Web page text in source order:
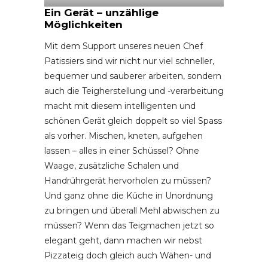
Ein Gerät – unzählige
Möglichkeiten
Mit dem Support unseres neuen Chef
Patissiers sind wir nicht nur viel schneller,
bequemer und sauberer arbeiten, sondern
auch die Teigherstellung und -verarbeitung
macht mit diesem intelligenten und
schönen Gerät gleich doppelt so viel Spass
als vorher. Mischen, kneten, aufgehen
lassen – alles in einer Schüssel? Ohne
Waage, zusätzliche Schalen und
Handrührgerät hervorholen zu müssen?
Und ganz ohne die Küche in Unordnung
zu bringen und überall Mehl abwischen zu
müssen? Wenn das Teigmachen jetzt so
elegant geht, dann machen wir nebst
Pizzateig doch gleich auch Wähen- und